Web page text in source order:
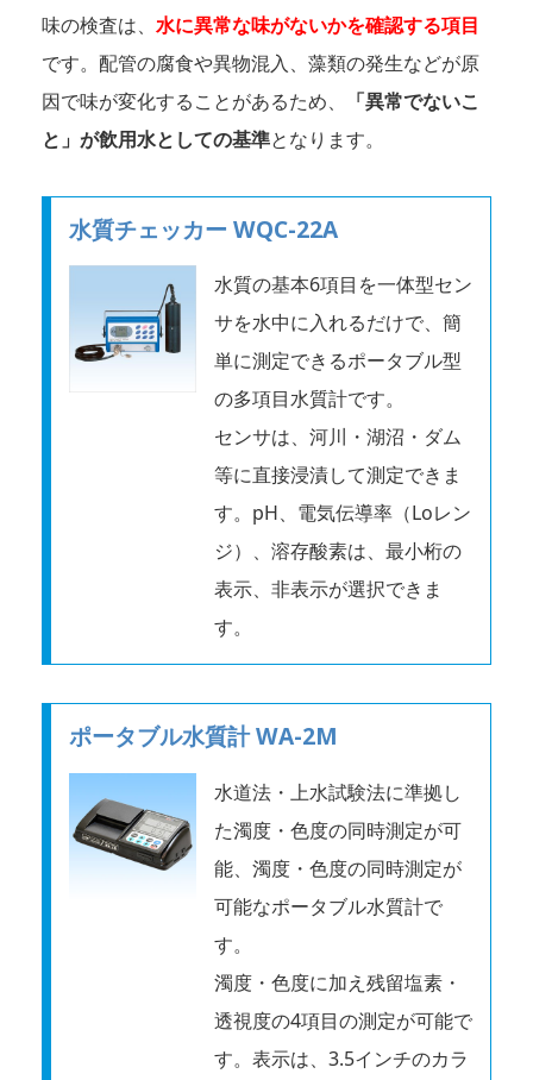
味の検査は、 水に異常な味がないかを確認する項目
です。配管の腐食や異物混入、藻類の発生などが原
因で味が変化することがあるため、
「異常でないこ
と」が飲用水としての基準となります。
水質チェッカー WQC-22A
水質の基本6項目を一体型セン
サを水中に入れるだけで、簡
単に測定できるポータブル型
の多項目水質計です。
センサは、河川・湖沼・ダム
等に直接浸漬して測定できま
す。pH、電気伝導率（Loレン
ジ）、溶存酸素は、最小桁の
表示、非表示が選択できま
す。
ポータブル水質計 WA-2M
水道法・上水試験法に準拠し
た濁度・色度の同時測定が可
能、濁度・色度の同時測定が
可能なポータブル水質計で
す。
濁度・色度に加え残留塩素・
透視度の4項目の測定が可能で
す。表示は、3.5インチのカラ